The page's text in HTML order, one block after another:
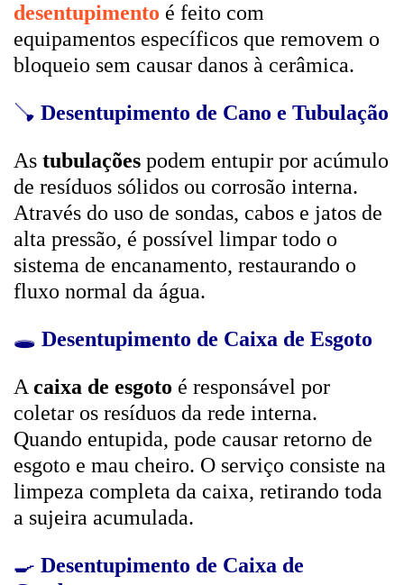
desentupimento é feito com
equipamentos específicos que removem o
bloqueio sem causar danos à cerâmica.
🪠 Desentupimento de Cano e Tubulação
As tubulações podem entupir por acúmulo
de resíduos sólidos ou corrosão interna.
Através do uso de sondas, cabos e jatos de
alta pressão, é possível limpar todo o
sistema de encanamento, restaurando o
fluxo normal da água.
🕳️ Desentupimento de Caixa de Esgoto
A caixa de esgoto é responsável por
coletar os resíduos da rede interna.
Quando entupida, pode causar retorno de
esgoto e mau cheiro. O serviço consiste na
limpeza completa da caixa, retirando toda
a sujeira acumulada.
🍳 Desentupimento de Caixa de